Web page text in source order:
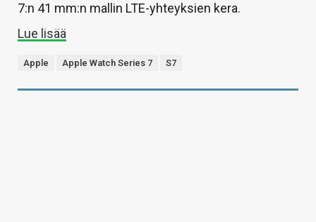
7:n 41 mm:n mallin LTE-yhteyksien kera.
Lue lisää
Apple Apple Watch Series 7 S7